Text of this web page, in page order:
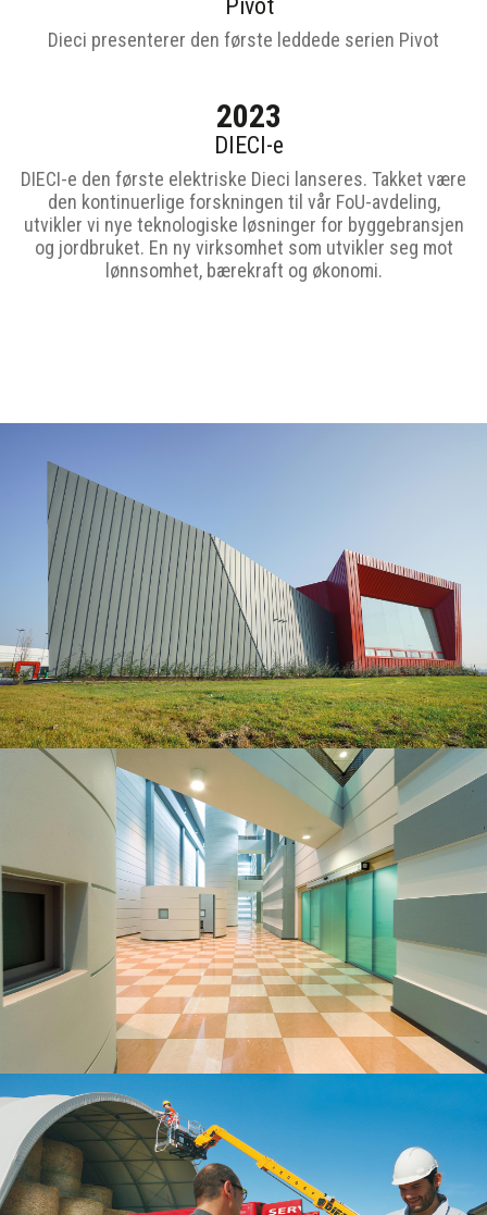
Pivot
Dieci presenterer den første leddede serien Pivot
2023
DIECI-e
DIECI-e den første elektriske Dieci lanseres. Takket være
den kontinuerlige forskningen til vår FoU-avdeling,
utvikler vi nye teknologiske løsninger for byggebransjen
og jordbruket. En ny virksomhet som utvikler seg mot
lønnsomhet, bærekraft og økonomi.